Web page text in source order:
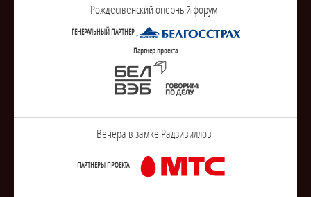
Рождественский оперный форум
ГЕНЕРАЛЬНЫЙ ПАРТНЕР
Партнер проекта
Вечера в замке Радзивиллов
ПАРТНЕРЫ ПРОЕКТА